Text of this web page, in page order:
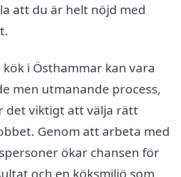
att du är helt nöjd med
i Östhammar kan vara
men utmanande process,
det viktigt att välja rätt
Genom att arbeta med
ökar chansen för
och en köksmiljö som